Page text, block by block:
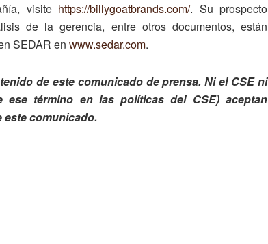
visite https://billygoatbrands.com/. Su prospecto
de la gerencia, entre otros documentos, están
SEDAR en www.sedar.com.
de este comunicado de prensa. Ni el CSE ni
término en las políticas del CSE) aceptan
comunicado.